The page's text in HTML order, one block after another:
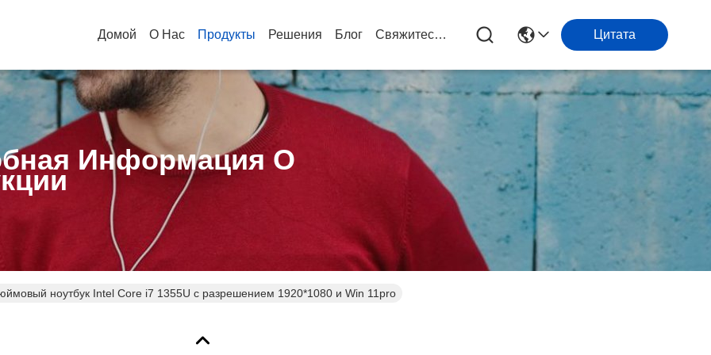
Домой О Нас Продукты Решения Блог Свяжитесь С Нами Цитата
Информация О
ноутбук Intel Core i7 1355U с разрешением 1920*1080 и Win 11pro